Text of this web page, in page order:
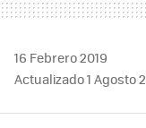
16 Febrero 2019
Actualizado 1 Agosto